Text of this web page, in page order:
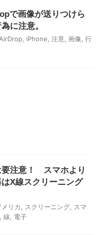
で画像が送りつけら
に注意。
AirDrop iPhone 注意 画像 行
要注意！ スマホより
X線スクリーニング
メリカ スクリーニング
スマ
線 電子